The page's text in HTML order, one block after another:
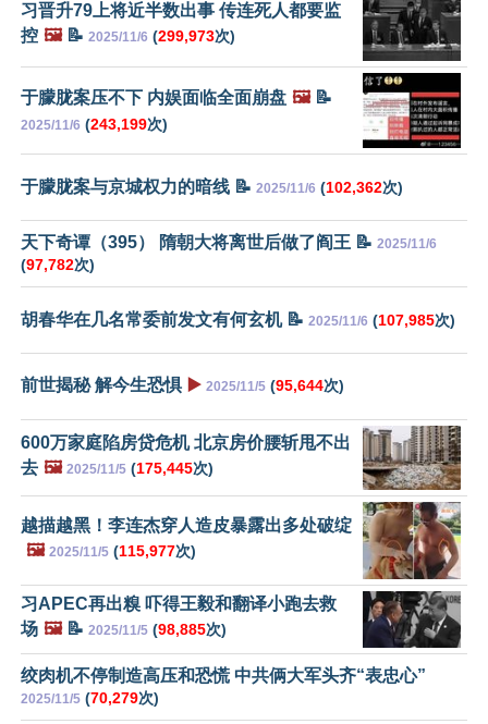
习晋升79上将近半数出事 传连死人都要监
控 🖼️📝 2025/11/6 (299,973次)
于朦胧案压不下 内娱面临全面崩盘 🖼️📝
2025/11/6 (243,199次)
于朦胧案与京城权力的暗线 📝 2025/11/6 (102,362次)
天下奇谭（395） 隋朝大将离世后做了阎王 📝 2025/11/6
(97,782次)
胡春华在几名常委前发文有何玄机 📝 2025/11/6 (107,985次)
前世揭秘 解今生恐惧 ▶️ 2025/11/5 (95,644次)
600万家庭陷房贷危机 北京房价腰斩甩不出
去 🖼️ 2025/11/5 (175,445次)
越描越黑！李连杰穿人造皮暴露出多处破绽
🖼️ 2025/11/5 (115,977次)
习APEC再出糗 吓得王毅和翻译小跑去救
场 🖼️📝 2025/11/5 (98,885次)
绞肉机不停制造高压和恐慌 中共俩大军头齐“表忠心”
2025/11/5 (70,279次)